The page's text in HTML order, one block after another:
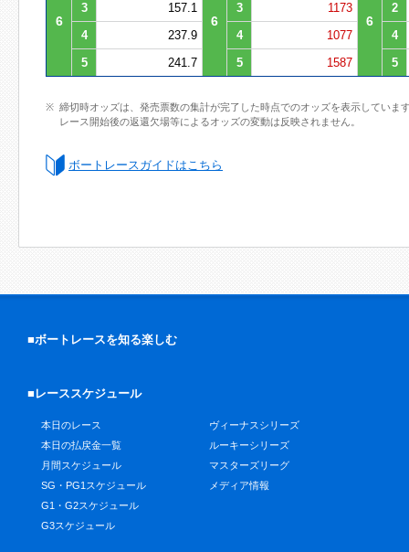
6 6 6
3
157.1 3 1173
2
4
237.9 4 1077
4
5
241.7 5 1587 5
締切時オッズは、発売票数の集計が完了した時点でのオッズを表示していま
レース開始後の返還欠場等によるオッズの変動は反映されません。
ボートレースガイドはこちら
■ボートレースを知る楽しむ
■レーススケジュール
本日のレース
本日の払戻金一覧
月間スケジュール
SG・PG1スケジュール
G1・G2スケジュール
G3スケジュール
ヴィーナスシリーズ
ルーキーシリーズ
マスターズリーグ
メディア情報